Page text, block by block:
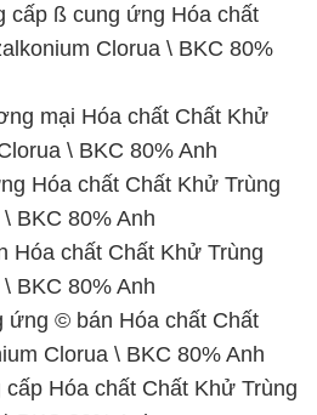
cấp ß cung ứng Hóa chất
Clorua \ BKC 80%
mại Hóa chất Chất Khử
\ BKC 80% Anh
Hóa chất Chất Khử Trùng
BKC 80% Anh
Hóa chất Chất Khử Trùng
BKC 80% Anh
ứng © bán Hóa chất Chất
Clorua \ BKC 80% Anh
Hóa chất Chất Khử Trùng